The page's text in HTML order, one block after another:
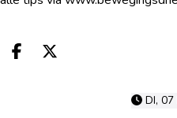
Deel op facebook
Deel op X
DI, 07